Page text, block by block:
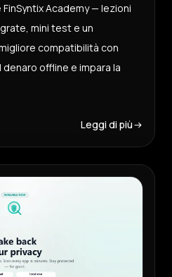
FinSyntix Academy — lezioni
mini test e un
compatibilità con
offline e impara la
Leggi di più